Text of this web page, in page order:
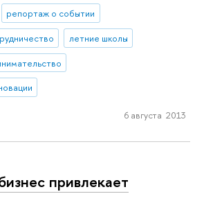
репортаж о событии
летние школы
6 августа 2013
привлекает